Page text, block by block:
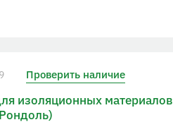
Проверить наличие
изоляционных материалов